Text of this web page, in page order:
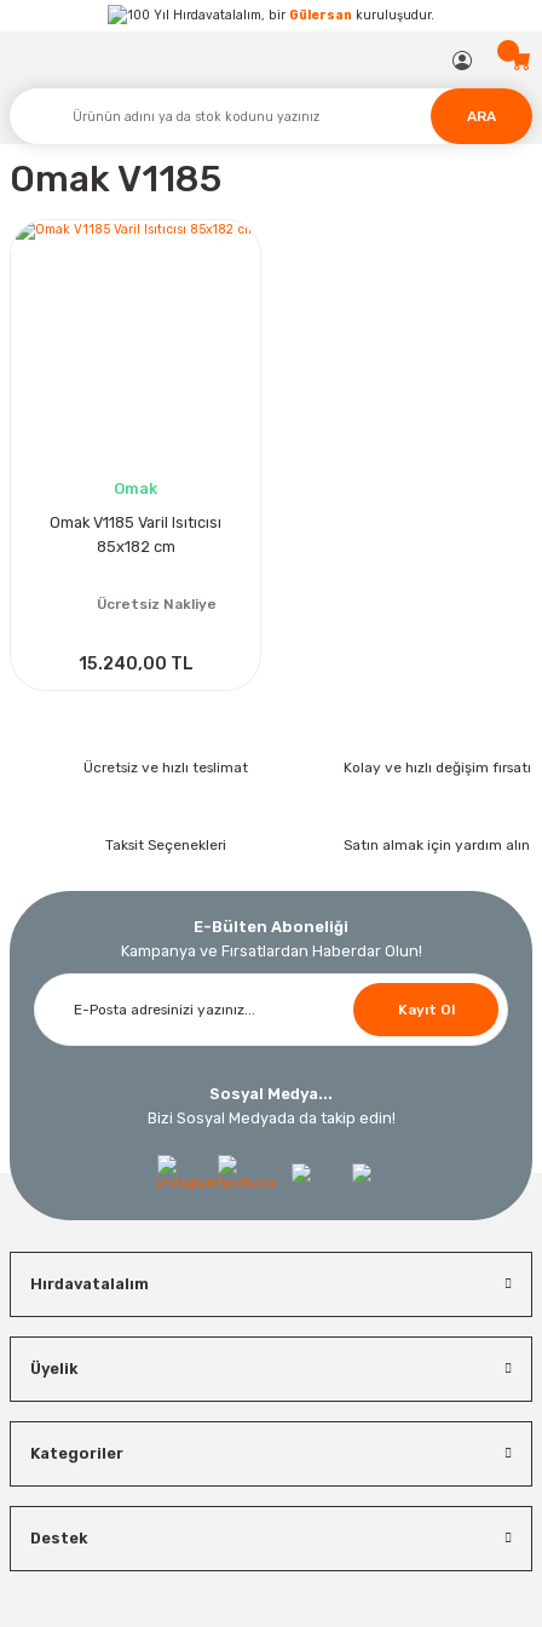
Hırdavatalalım, bir Gülersan kuruluşudur.
ARA
Omak V1185
Omak
Omak V1185 Varil Isıtıcısı
85x182 cm
Ücretsiz Nakliye
15.240,00 TL
Ücretsiz ve hızlı teslimat Kolay ve hızlı değişim fırsatı
Taksit Seçenekleri Satın almak için yardım alın
E-Bülten Aboneliği
Kampanya ve Fırsatlardan Haberdar Olun!
Kayıt Ol
Sosyal Medya...
Bizi Sosyal Medyada da takip edin!
Hırdavatalalım
Üyelik
Kategoriler
Destek